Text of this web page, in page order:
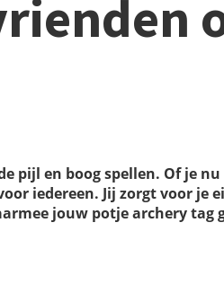
pijl en boog spellen. Of je nu
iedereen. Jij zorgt voor je
jouw potje archery tag